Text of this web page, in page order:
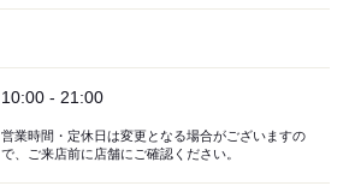
10:00 - 21:00
営業時間・定休日は変更となる場合がございますの
で、ご来店前に店舗にご確認ください。